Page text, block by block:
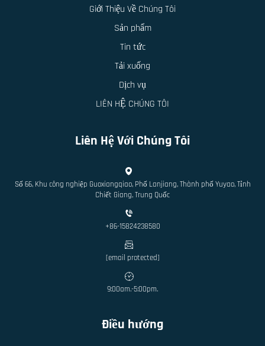
Giới Thiệu Về Chúng Tôi
Sản phẩm
Tin tức
Tải xuống
Dịch vụ
LIÊN HỆ CHÚNG TÔI
Liên Hệ Với Chúng Tôi
Số 66, Khu công nghiệp Guoxiangqiao, Phố Lanjiang, Thành phố Yuyao, Tỉnh
Chiết Giang, Trung Quốc
+86-15824238580
[email protected]
9:00am.-5:00pm.
Điều hướng